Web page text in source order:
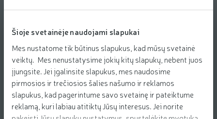
Šioje svetainėje naudojami slapukai
Mes nustatome tik būtinus slapukus, kad mūsų svetainė
veiktų. Mes nenustatysime jokių kitų slapukų, nebent juos
įjungsite. Jei įgalinsite slapukus, mes naudosime
pirmosios ir trečiosios šalies našumo ir reklamos
slapukus, kad pagerintume savo svetainę ir pateiktume
reklamą, kuri labiau atitiktų Jūsų interesus. Jei norite